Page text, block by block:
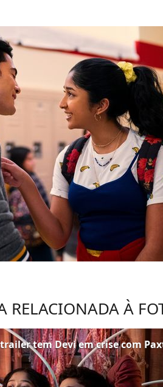
RELACIONADA À
tem Devi em crise com